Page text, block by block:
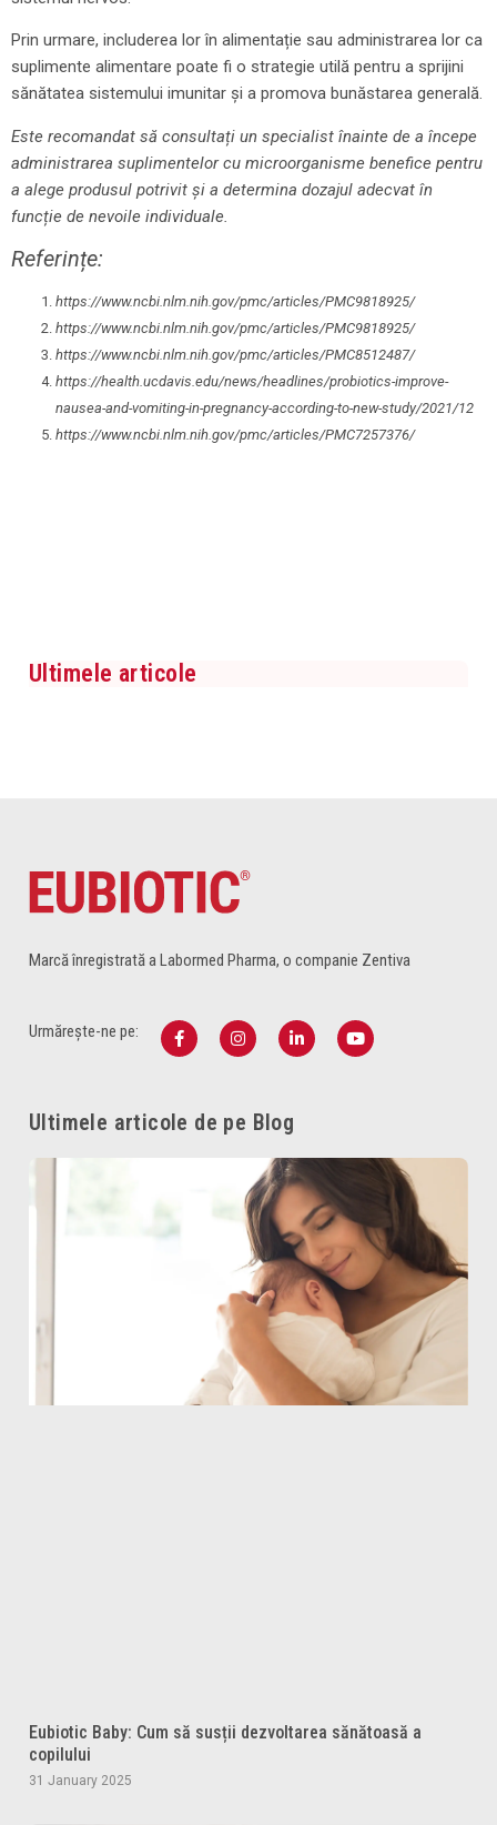
Prin urmare, includerea lor în alimentație sau administrarea lor ca
suplimente alimentare poate fi o strategie utilă pentru a sprijini
sănătatea sistemului imunitar și a promova bunăstarea generală.
Este recomandat să consultați un specialist înainte de a începe
administrarea suplimentelor cu microorganisme benefice pentru
a alege produsul potrivit și a determina dozajul adecvat în
funcție de nevoile individuale.
Referințe:
https://www.ncbi.nlm.nih.gov/pmc/articles/PMC9818925/
https://www.ncbi.nlm.nih.gov/pmc/articles/PMC9818925/
https://www.ncbi.nlm.nih.gov/pmc/articles/PMC8512487/
https://health.ucdavis.edu/news/headlines/probiotics-improve-
nausea-and-vomiting-in-pregnancy-according-to-new-study/2021/12
https://www.ncbi.nlm.nih.gov/pmc/articles/PMC7257376/
Ultimele articole
Marcă înregistrată a Labormed Pharma, o companie Zentiva
Urmărește-ne pe:
Ultimele articole de pe Blog
Eubiotic Baby: Cum să susții dezvoltarea sănătoasă a
copilului
31 January 2025